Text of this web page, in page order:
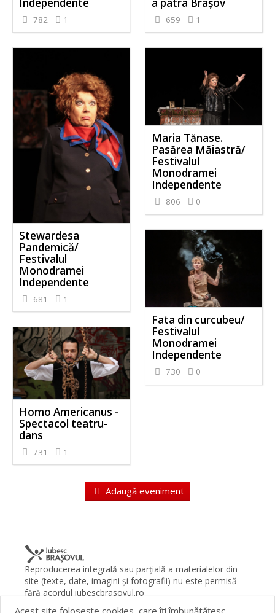
659 1
782 1
Stewardesa
Pandemică/
Festivalul
Monodramei
Independente
681 1
Maria Tănase.
Pasărea Măiastră/
Festivalul
Monodramei
Independente
806 0
Fata din curcubeu/
Festivalul
Monodramei
Independente
730 0
Homo Americanus -
Spectacol teatru-
dans
731 1
Adaugă eveniment
Reproducerea integrală sau parţială a materialelor din
site (texte, date, imagini şi fotografii) nu este permisă
fără acordul iubescbrasovul.ro